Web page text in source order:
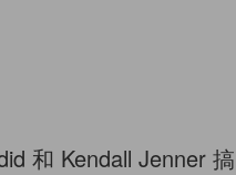
和 Kendall Jenner 搞